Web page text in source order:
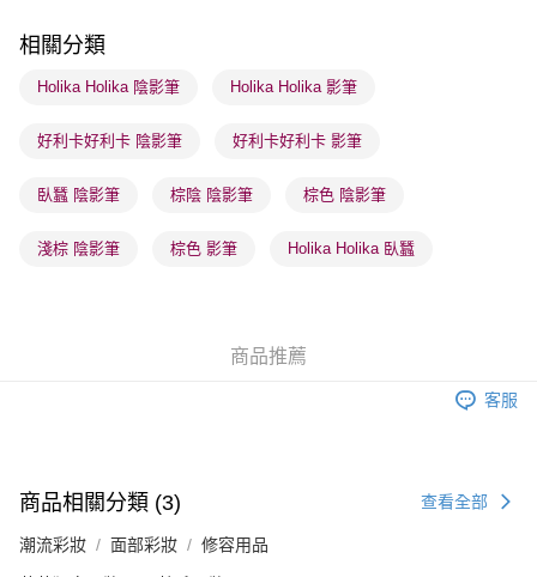
每筆HK$65.00，滿HK$300.00或以上免運費
確認發貨後1-3 工作天送達，訂單將隨機分配至SF順豐速運或京東
每筆HK$65.00，滿HK$300.00或以上免運費
(香港門市) 只顯示可選門市。確認發貨後2-5個工作天到店，3天內
(澳門門市) 只顯示可選門市。確認發貨後2-5個工作天到店，3天內
相關分類
Holika Holika 陰影筆 Holika Holika 影筆
好利卡好利卡 陰影筆 好利卡好利卡 影筆
臥蠶 陰影筆 棕陰 陰影筆 棕色 陰影筆
淺棕 陰影筆 棕色 影筆 Holika Holika 臥蠶
商品推薦
客服
商品相關分類 (3) 查看全部
潮流彩妝 面部彩妝 修容用品